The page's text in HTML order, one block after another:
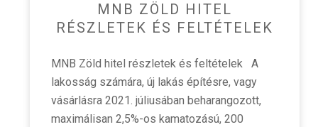
MNB ZÖLD HITEL
RÉSZLETEK ÉS FELTÉTELEK
MNB Zöld hitel részletek és feltételek A
lakosság számára, új lakás építésre, vagy
vásárlásra 2021. júliusában beharangozott,
maximálisan 2,5%-os kamatozású, 200